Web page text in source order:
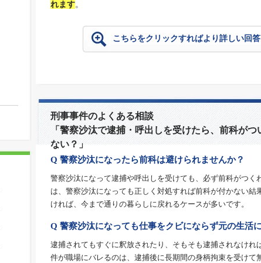
れます。
こちらをクリックすればより詳しい回
刑事事件のよくある相談
「警察沙汰で逮捕・呼出しを受けたら、前科が
ない？」
Q 警察沙汰になったら前科は避けられませんか？
警察沙汰になって逮捕や呼出しを受けても、必ず前科がつく
は、警察沙汰になっても正しく対処すれば前科が付かない
ければ、今まで通りの暮らしに戻れるケースが多いです。
Q 警察沙汰になっても仕事をクビにならず元の生活
逮捕されてもすぐに釈放されたり、そもそも逮捕されなけれ
件が職場にバレるのは、逮捕後に長期間の身柄拘束を受けて